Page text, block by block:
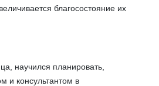
благосостояние их
научился планировать,
и консультантом в